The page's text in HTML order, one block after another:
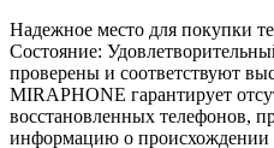
Надежное место для покупки
Состояние:
проверены и соответствуют
MIRAPHONE гарантирует
восстановленных телефонов,
информацию о происхождении